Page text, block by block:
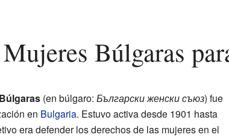
Mujeres Búlgaras
(en búlgaro: Български женски съюз) fue
en Bulgaria. Estuvo activa desde 1901 hasta
era defender los derechos de las mujeres en el